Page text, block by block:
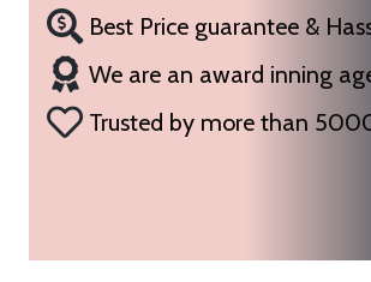
Best Price guarantee &
We are an award inning
Trusted by more than